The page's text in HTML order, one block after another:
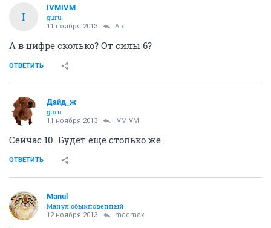
I
IVMIVM
guru
11 ноября 2013 Alxt
А в цифре сколько? От силы 6?
ОТВЕТИТЬ
Дайд_ж
guru
11 ноября 2013 IVMIVM
Сейчас 10. Будет еще столько же.
ОТВЕТИТЬ
Manul
Манул обыкновенный
12 ноября 2013 madmax